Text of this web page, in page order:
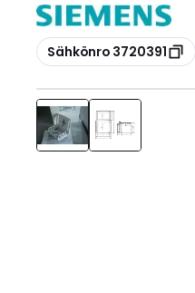
Kopioi
Sähkönro 3720391